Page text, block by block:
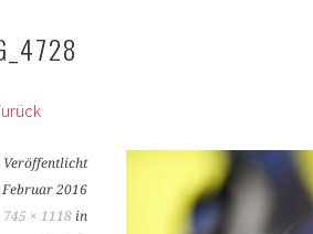
Veröffentlicht
Februar 2016
745 × 1118 in